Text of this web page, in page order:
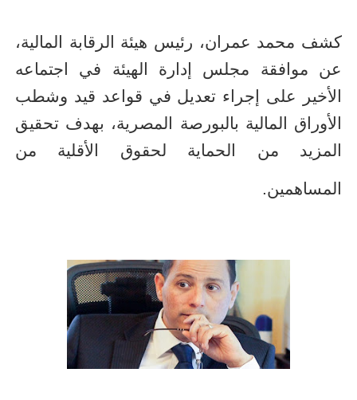
كشف محمد عمران، رئيس هيئة الرقابة المالية،
عن موافقة مجلس إدارة الهيئة في اجتماعه
الأخير على إجراء تعديل في قواعد قيد وشطب
الأوراق المالية بالبورصة المصرية، بهدف تحقيق
المزيد من الحماية لحقوق الأقلية من
المساهمين.